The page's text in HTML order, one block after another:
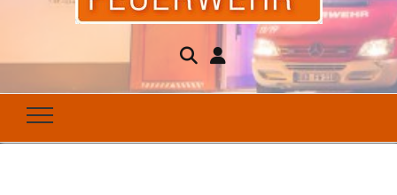
Steinbacher
Feuerwehr
Seit 1877 für Ihren Brandschutz da